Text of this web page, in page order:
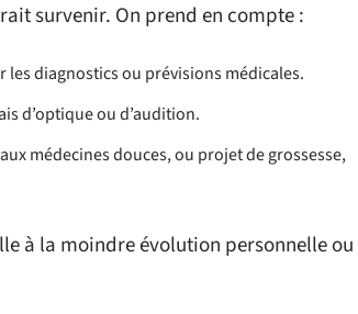
survenir. On prend en compte :
les diagnostics ou prévisions médicales.
d’optique ou d’audition.
médecines douces, ou projet de grossesse,
à la moindre évolution personnelle ou